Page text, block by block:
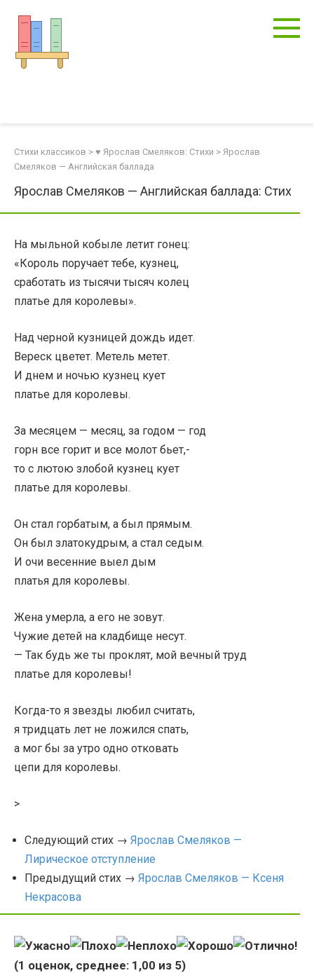
контенту
Стихи классиков > ♥ Ярослав Смеляков: Стихи > Ярослав
Смеляков — Английская баллада
Ярослав Смеляков — Английская баллада: Стих
На мыльной кобыле летит гонец:
«Король поручает тебе, кузнец,
сработать из тысячи тысяч колец
платье для королевы».
Над черной кузницей дождь идет.
Вереск цветет. Метель метет.
И днем и ночью кузнец кует
платье для королевы.
За месяцем — месяц, за годом — год
горн все горит и все молот бьет,-
то с лютою злобой кузнец кует
платье для королевы.
Он стал горбатым, а был прямым.
Он был златокудрым, а стал седым.
И очи весенние выел дым
платья для королевы.
Жена умерла, а его не зовут.
Чужие детей на кладбище несут.
— Так будь же ты проклят, мой вечный труд
платье для королевы!
Когда-то я звезды любил считать,
я тридцать лет не ложился спать,
а мог бы за утро одно отковать
цепи для королевы.
>
Следующий стих → Ярослав Смеляков —
Лирическое отступление
Предыдущий стих → Ярослав Смеляков — Ксеня
Некрасова
(1 оценок, среднее: 1,00 из 5)